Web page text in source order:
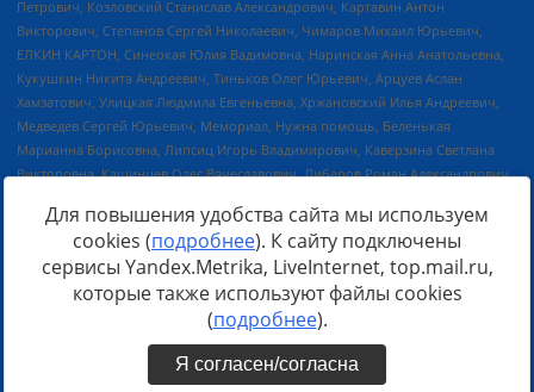
Источник:https://minjust.gov.ru/uploaded/files/reestr-
inostrannyih-agentov-22-03-2024.pdfданные на22.03.2024
Для повышения удобства сайта мы используем
cookies (подробнее). К сайту подключены
сервисы Yandex.Metrika, LiveInternet, top.mail.ru,
которые также используют файлы cookies
(подробнее).
Я согласен/согласна